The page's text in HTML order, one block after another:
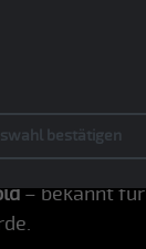
mit
erschaffen –
MkIII-
– bekannt
bestätigen